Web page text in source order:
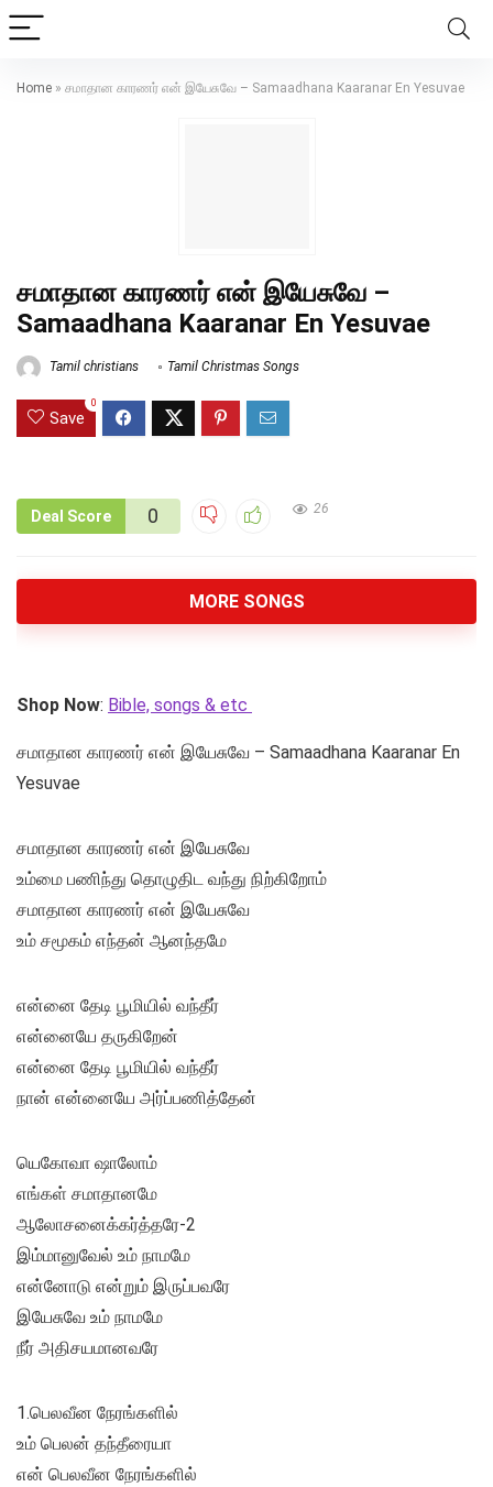
Home » சமாதான காரணர் என் இயேசுவே – Samaadhana Kaaranar En Yesuvae
சமாதான காரணர் என் இயேசுவே –
Samaadhana Kaaranar En Yesuvae
Tamil christians Tamil Christmas Songs
Save
0
Deal Score 0 26
MORE SONGS
Shop Now: Bible, songs & etc
சமாதான காரணர் என் இயேசுவே – Samaadhana Kaaranar En
Yesuvae
சமாதான காரணர் என் இயேசுவே
உம்மை பணிந்து தொழுதிட வந்து நிற்கிறோம்
சமாதான காரணர் என் இயேசுவே
உம் சமூகம் எந்தன் ஆனந்தமே
என்னை தேடி பூமியில் வந்தீர்
என்னையே தருகிறேன்
என்னை தேடி பூமியில் வந்தீர்
நான் என்னையே அர்ப்பணித்தேன்
யெகோவா ஷாலோம்
எங்கள் சமாதானமே
ஆலோசனைக்கர்த்தரே-2
இம்மானுவேல் உம் நாமமே
என்னோடு என்றும் இருப்பவரே
இயேசுவே உம் நாமமே
நீர் அதிசயமானவரே
1.பெலவீன நேரங்களில்
உம் பெலன் தந்தீரையா
என் பெலவீன நேரங்களில்